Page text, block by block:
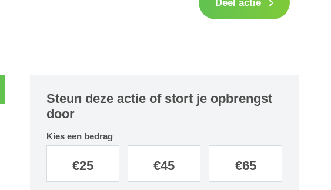
Deel actie
Steun deze actie of stort je opbrengst
door
Kies een bedrag
€25 €45 €65